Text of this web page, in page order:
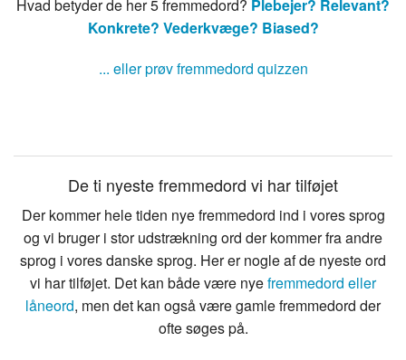
Hvad betyder de her 5 fremmedord? Plebejer? Relevant?
Konkrete? Vederkvæge? Biased?
... eller prøv fremmedord quizzen
De ti nyeste fremmedord vi har tilføjet
Der kommer hele tiden nye fremmedord ind i vores sprog
og vi bruger i stor udstrækning ord der kommer fra andre
sprog i vores danske sprog. Her er nogle af de nyeste ord
vi har tilføjet. Det kan både være nyefremmedord eller
låneord, men det kan også være gamle fremmedord der
ofte søges på.